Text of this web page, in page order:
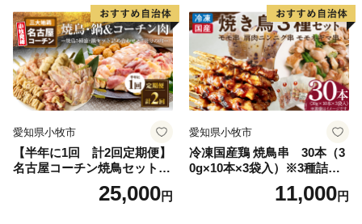
便利 レンジ 自然解凍 弁当 お
かず 惣菜 食品 おつまみ グル
メ お取り寄せ 小牧市 送料無
料
愛知県小牧市
【半年に1回 計2回定期便】
名古屋コーチン焼鳥セット・
名古屋コーチン鍋&名古屋コ
ーチン1羽分セット25,000円
愛知県小牧市
冷凍国産鶏 焼鳥串 30本（3
0g×10本×3袋入）※3種詰め
合わせ 焼き鳥 おつまみ バー
ベキュー 小分け 国産 鶏肉 焼
11,000円